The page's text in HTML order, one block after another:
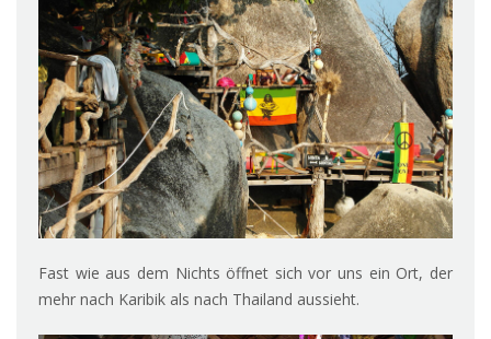
Fast wie aus dem Nichts öffnet sich vor uns ein Ort, der
mehr nach Karibik als nach Thailand aussieht.